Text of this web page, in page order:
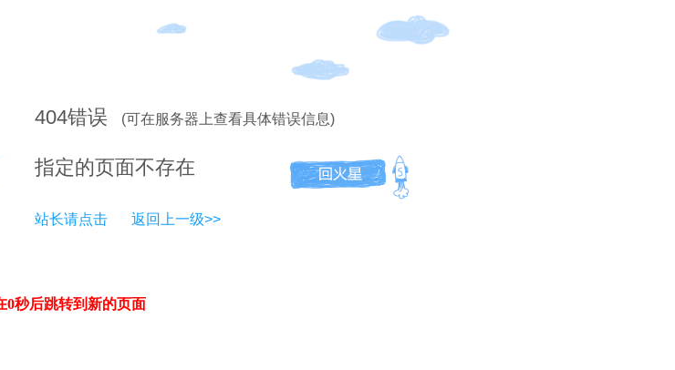
404错误 (可在服务器上查看具体错误信息)
指定的页面不存在
站长请点击 返回上一级>>